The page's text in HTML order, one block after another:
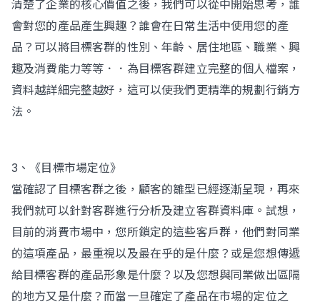
清楚了企業的核心價值之後，我們可以從中開始思考，誰
會對您的產品產生興趣？誰會在日常生活中使用您的產
品？可以將目標客群的性別、年齡、居住地區、職業、興
趣及消費能力等等．．為目標客群建立完整的個人檔案，
資料越詳細完整越好，這可以使我們更精準的規劃行銷方
法。
3、《目標市場定位》
當確認了目標客群之後，顧客的雛型已經逐漸呈現，再來
我們就可以針對客群進行分析及建立客群資料庫。試想，
目前的消費市場中，您所鎖定的這些客戶群，他們對同業
的這項產品，最重視以及最在乎的是什麼？或是您想傳遞
給目標客群的產品形象是什麼？以及您想與同業做出區隔
的地方又是什麼？而當一旦確定了產品在市場的定位之